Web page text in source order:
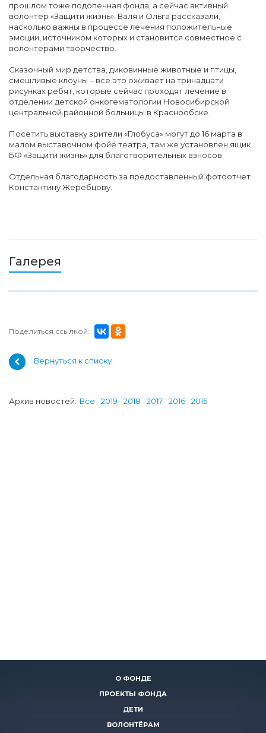
прошлом тоже подопечная фонда, а сейчас активный
волонтер «Защити жизнь». Валя и Ольга рассказали,
насколько важны в процессе лечения положительные
эмоции, источником которых и становится совместное с
волонтерами творчество.
Сказочный мир детства, диковинные животные и птицы,
смешливые клоуны – все это оживает на тринадцати
рисунках ребят, которые сейчас проходят лечение в
отделении детской онкогематологии Новосибирской
центральной районной больницы в Краснообске.
Посетить выставку зрители «Глобуса» могут до 16 марта в
малом выставочном фойе театра, там же установлен ящик
БФ «Защити жизнь» для благотворительных взносов.
Отдельная благодарность за предоставленный фотоотчет
Константину Жеребцову.
Галерея
Поделиться ссылкой:
Вернуться к списку
Архив новостей: Все 2019 2018 2017 2016 2015
О ФОНДЕ
ПРОЕКТЫ ФОНДА
ДЕТИ
ВОЛОНТЁРАМ